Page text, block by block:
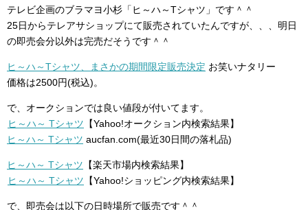
テレビ企画のブラマヨ小杉「ヒ～ハ～Tシャツ」です＾＾
25日からテレアサショップにて販売されていたんですが、、、明日
の即売会分以外は完売だそうです＾＾
ヒ～ハ～Tシャツ、まさかの期間限定販売決定 お笑いナタリー
価格は2500円(税込)。
で、オークションでは良い値段が付いてます。
ヒ～ハ～ Tシャツ 【Yahoo!オークション内検索結果】
ヒ～ハ～ Tシャツ aucfan.com(最近30日間の落札品)
ヒ～ハ～ Tシャツ 【楽天市場内検索結果】
ヒ～ハ～ Tシャツ 【Yahoo!ショッピング内検索結果】
で、即売会は以下の日時場所で販売です＾＾